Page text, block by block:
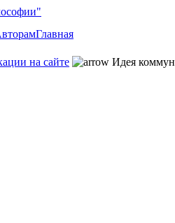
Главная
на сайте Идея